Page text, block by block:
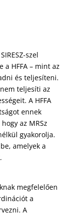
szel
a HFFA – mint az
és teljesíteni.
teljesíti az
A HFFA
ennek
az MRSz
gyakorolja.
amelyek a
megfelelően
a
A